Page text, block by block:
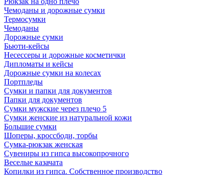
Чемоданы и дорожные сумки
Термосумки
Чемоданы
Дорожные сумки
Бьюти-кейсы
Несессеры и дорожные косметички
Дипломаты и кейсы
Дорожные сумки на колесах
Портпледы
Сумки и папки для документов
Папки для документов
Сумки мужские через плечо 5
Сумки женские из натуральной кожи
Большие сумки
Шоперы, кроссбоди, торбы
Сумка-рюкзак женская
Сувениры из гипса высокопрочного
Веселые казачата
Копилки из гипса. Собственное производство